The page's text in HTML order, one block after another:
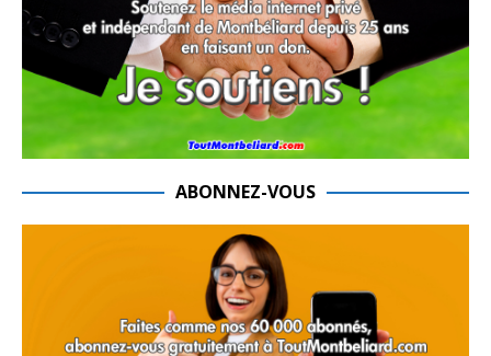
ABONNEZ-VOUS